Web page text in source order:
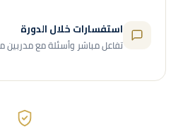
استفسارات خلال الدورة
تفاعل مباشر وأسئلة مع مدربين